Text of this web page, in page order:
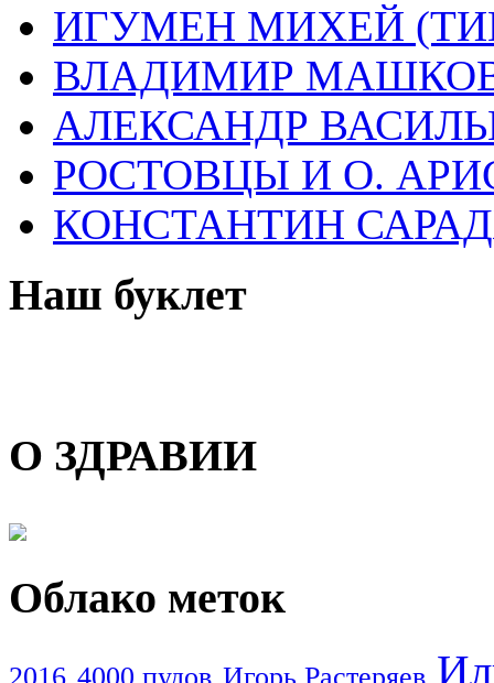
ИГУМЕН МИХЕЙ
ВЛАДИМИР
АЛЕКСАНДР
РОСТОВЦЫ И О.
КОНСТАНТИН
Наш буклет
О ЗДРАВИИ
Облако меток